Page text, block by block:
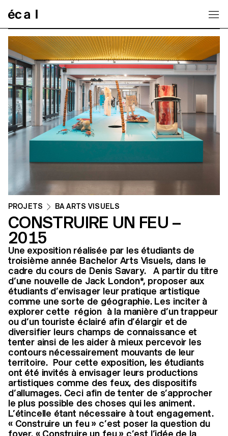
PROJETS BA ARTS VISUELS
CONSTRUIRE UN FEU –
2015
Une exposition réalisée par les étudiants de
troisième année Bachelor Arts Visuels, dans le
cadre du cours de Denis Savary. A partir du titre
d’une nouvelle de Jack London*, proposer aux
étudiants d’envisager leur pratique artistique
comme une sorte de géographie. Les inciter à
explorer cette région à la manière d’un trappeur
ou d’un touriste éclairé afin d’élargir et de
diversifier leurs champs de connaissance et
tenter ainsi de les aider à mieux percevoir les
contours nécessairement mouvants de leur
territoire. Pour cette exposition, les étudiants
ont été invités à envisager leurs productions
artistiques comme des feux, des dispositifs
d’allumages. Ceci afin de tenter de s’approcher
le plus possible des choses qui les animent.
L’étincelle étant nécessaire à tout engagement.
« Construire un feu » c’est poser la question du
foyer. « Construire un feu » c’est l’idée de la